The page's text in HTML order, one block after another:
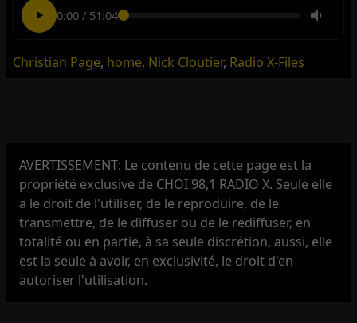
0:00/ 51:04
Christian Page, home, Nick Cloutier, Radio X-Files
AVERTISSEMENT: Le contenu de cette page est la
propriété exclusive de CHOI 98,1 RADIO X. Seule elle
a le droit de l'utiliser, de le reproduire, de le
transmettre, de le diffuser ou de le rediffuser, en
totalité ou en partie, à sa seule discrétion, aussi, elle
est la seule à avoir, en exclusivité, le droit d'en
autoriser l'utilisation.